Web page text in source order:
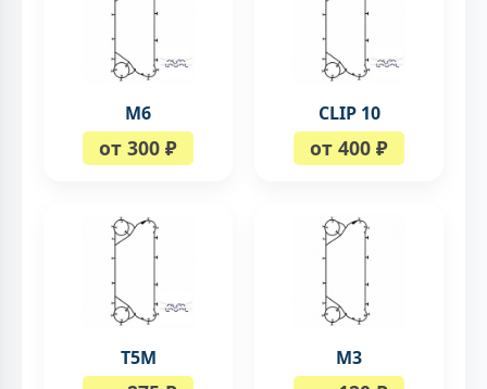
М6
от 300 ₽
CLIP 10
от 400 ₽
Т5М М3